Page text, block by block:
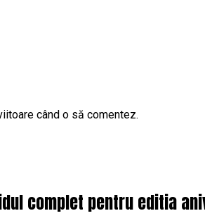
când o să comentez.
complet pentru editia